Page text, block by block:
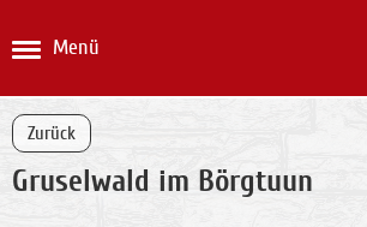
Menü
Zurück
Gruselwald im Börgtuun